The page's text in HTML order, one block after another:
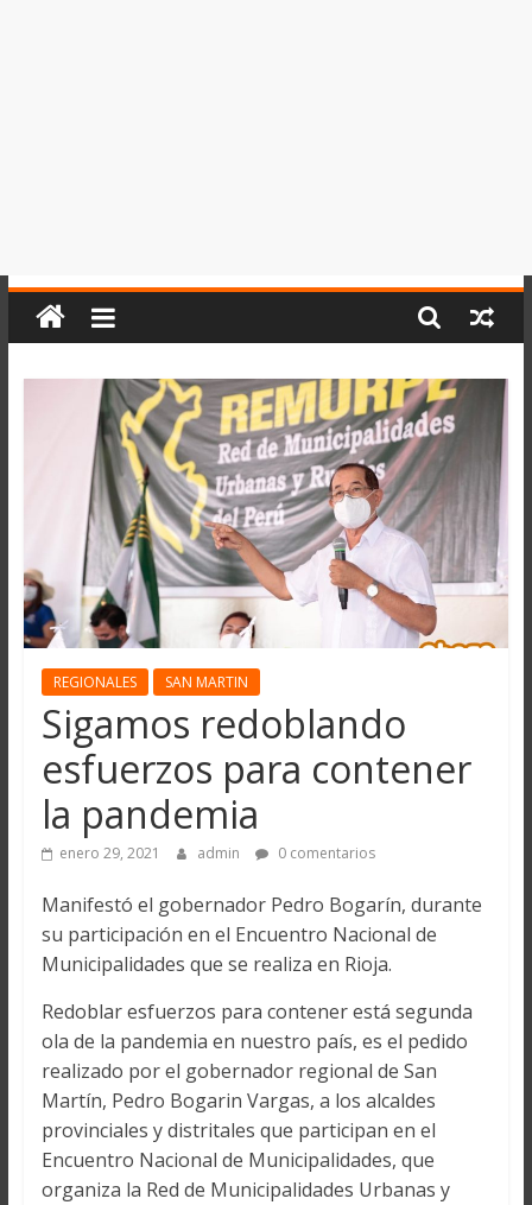
REGIONALES SAN MARTIN
Sigamos redoblando
esfuerzos para contener
la pandemia
enero 29, 2021 admin 0 comentarios
Manifestó el gobernador Pedro Bogarín, durante
su participación en el Encuentro Nacional de
Municipalidades que se realiza en Rioja.
Redoblar esfuerzos para contener está segunda
ola de la pandemia en nuestro país, es el pedido
realizado por el gobernador regional de San
Martín, Pedro Bogarin Vargas, a los alcaldes
provinciales y distritales que participan en el
Encuentro Nacional de Municipalidades, que
organiza la Red de Municipalidades Urbanas y